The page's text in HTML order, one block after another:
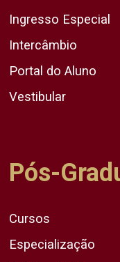
Ingresso Especial
Intercâmbio
Portal do Aluno
Vestibular
Pós-
Cursos
Especialização